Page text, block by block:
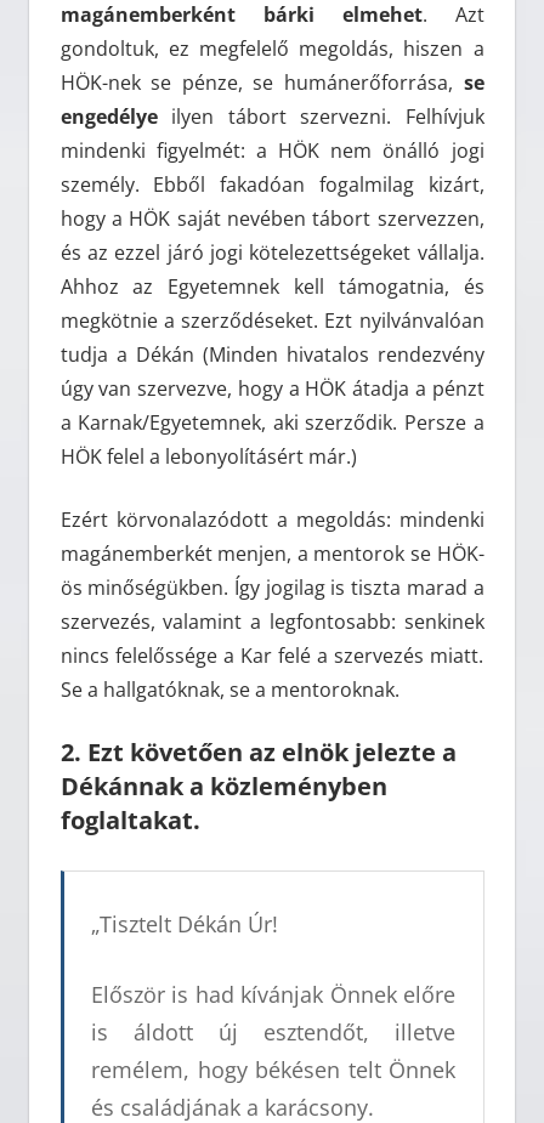
magánemberként bárki elmehet. Azt
gondoltuk, ez megfelelő megoldás, hiszen a
HÖK-nek se pénze, se humánerőforrása, se
engedélyeilyen tábort szervezni. Felhívjuk
mindenki figyelmét: a HÖK nem önálló jogi
személy. Ebből fakadóan fogalmilag kizárt,
hogy a HÖK saját nevében tábort szervezzen,
és az ezzel járó jogi kötelezettségeket vállalja.
Ahhoz az Egyetemnek kell támogatnia, és
megkötnie a szerződéseket. Ezt nyilvánvalóan
tudja a Dékán (Minden hivatalos rendezvény
úgy van szervezve, hogy a HÖK átadja a pénzt
a Karnak/Egyetemnek, aki szerződik. Persze a
HÖK felel a lebonyolításért már.)
Ezért körvonalazódott a megoldás: mindenki
magánemberkét menjen, a mentorok se HÖK-
ös minőségükben. Így jogilag is tiszta marad a
szervezés, valamint a legfontosabb: senkinek
nincs felelőssége a Kar felé a szervezés miatt.
Se a hallgatóknak, se a mentoroknak.
2. Ezt követően az elnök jelezte a
Dékánnak a közleményben
foglaltakat.
„Tisztelt Dékán Úr!
Először is had kívánjak Önnek előre
is áldott új esztendőt, illetve
remélem, hogy békésen telt Önnek
és családjának a karácsony.